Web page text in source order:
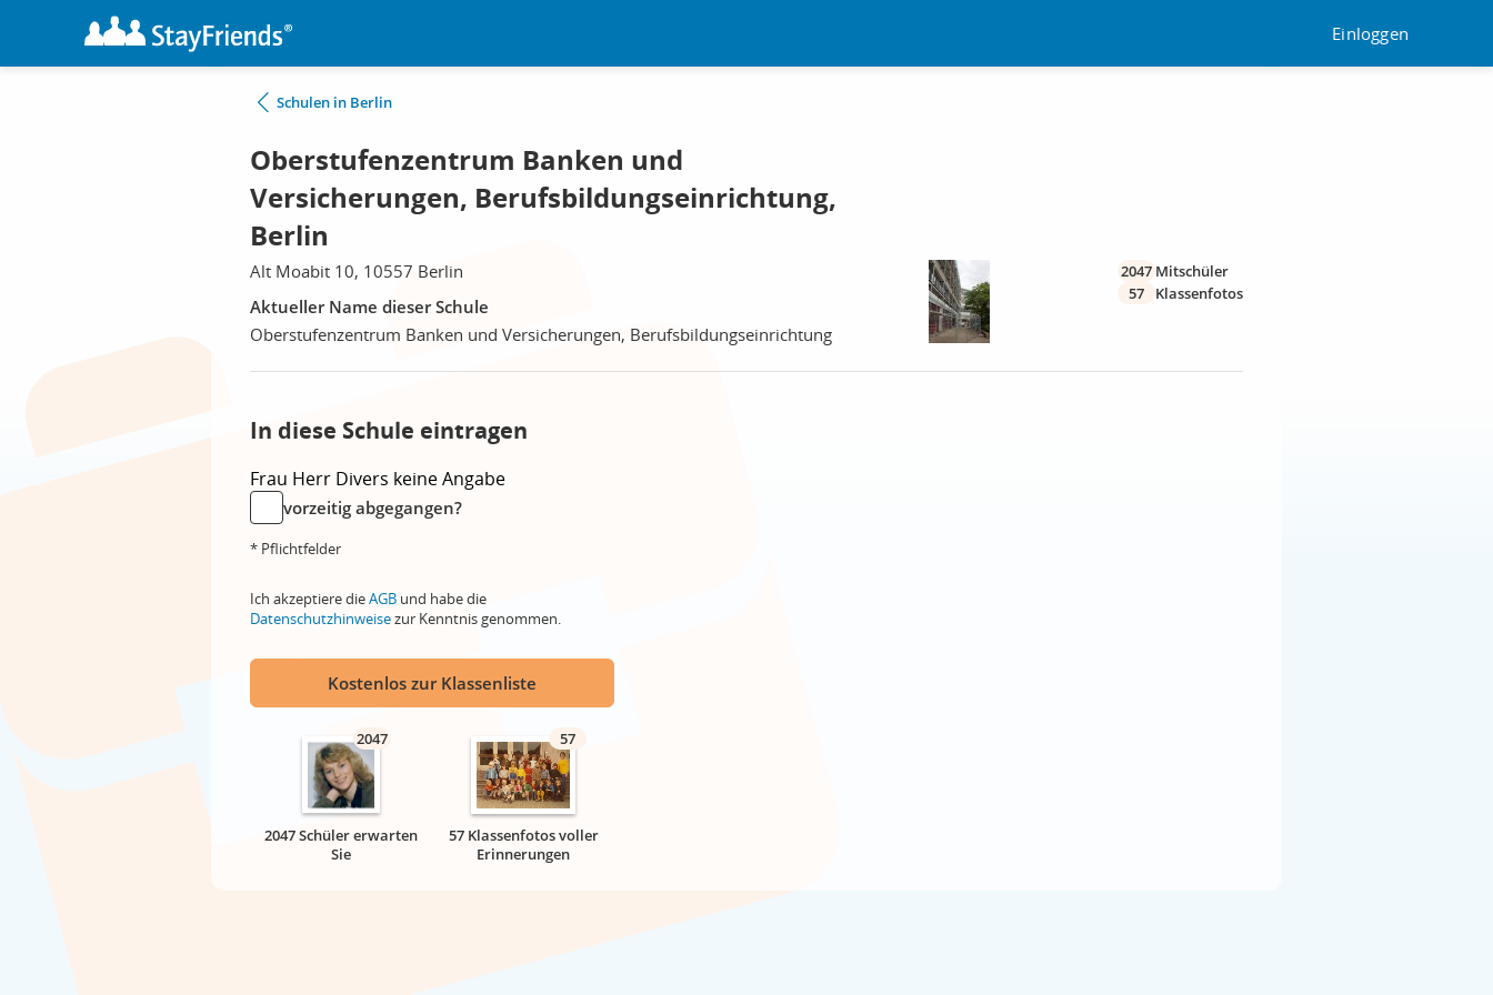
Einloggen
Schulen in Berlin
Oberstufenzentrum Banken und
Versicherungen, Berufsbildungseinrichtung,
Berlin
Alt Moabit 10, 10557 Berlin
Aktueller Name dieser Schule
Oberstufenzentrum Banken und Versicherungen, Berufsbildungseinrichtung
2047 Mitschüler
57
Klassenfotos
In diese Schule eintragen
Frau Herr Divers keine Angabe
vorzeitig abgegangen?
* Pflichtfelder
Ich akzeptiere dieAGB und habe die
Datenschutzhinweisezur Kenntnis genommen.
Kostenlos zur Klassenliste
2047
2047 Schüler erwarten
Sie
57
57 Klassenfotos voller
Erinnerungen